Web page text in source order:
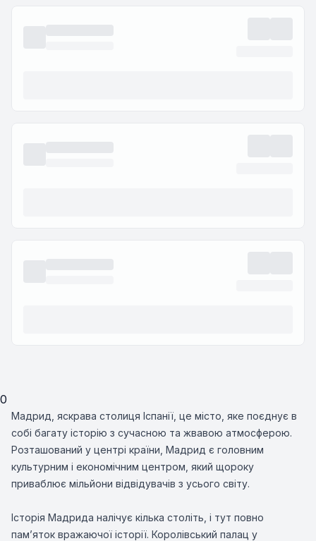
0
Мадрид, яскрава столиця Іспанії, це місто, яке поєднує в
собі багату історію з сучасною та жвавою атмосферою.
Розташований у центрі країни, Мадрид є головним
культурним і економічним центром, який щороку
приваблює мільйони відвідувачів з усього світу.
Історія Мадрида налічує кілька століть, і тут повно
пам’яток вражаючої історії. Королівський палац у